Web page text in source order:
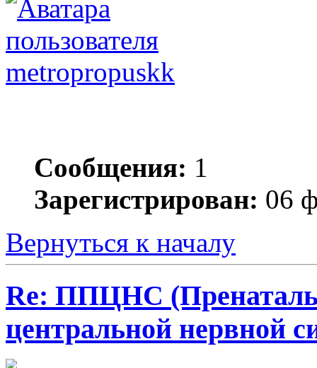
metropropuskk
Сообщения: 1
Зарегистрирован: 06
Вернуться к началу
Re: ППЦНС
центральной нервной